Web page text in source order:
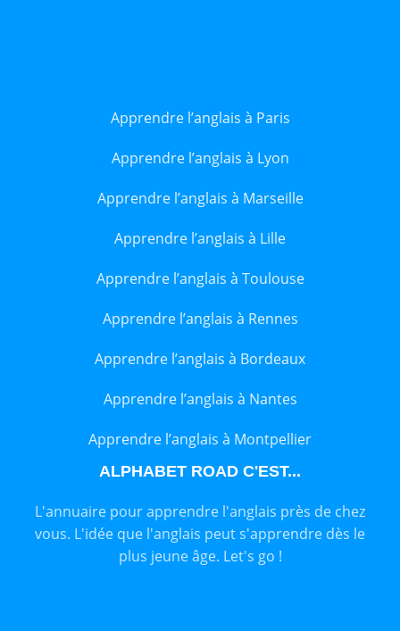
Apprendre l’anglais à Paris
Apprendre l’anglais à Lyon
Apprendre l’anglais à Marseille
Apprendre l’anglais à Lille
Apprendre l’anglais à Toulouse
Apprendre l’anglais à Rennes
Apprendre l’anglais à Bordeaux
Apprendre l’anglais à Nantes
Apprendre l’anglais à Montpellier
ALPHABET ROAD C'EST...
L'annuaire pour apprendre l'anglais près de chez
vous. L'idée que l'anglais peut s'apprendre dès le
plus jeune âge. Let's go !